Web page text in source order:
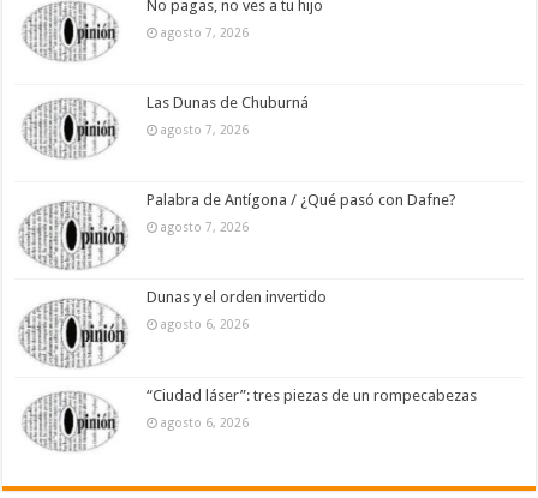
No pagas, no ves a tu hijo
agosto 7, 2026
Las Dunas de Chuburná
agosto 7, 2026
Palabra de Antígona / ¿Qué pasó con Dafne?
agosto 7, 2026
Dunas y el orden invertido
agosto 6, 2026
“Ciudad láser”: tres piezas de un rompecabezas
agosto 6, 2026